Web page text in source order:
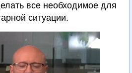
все необходимое для
ситуации.